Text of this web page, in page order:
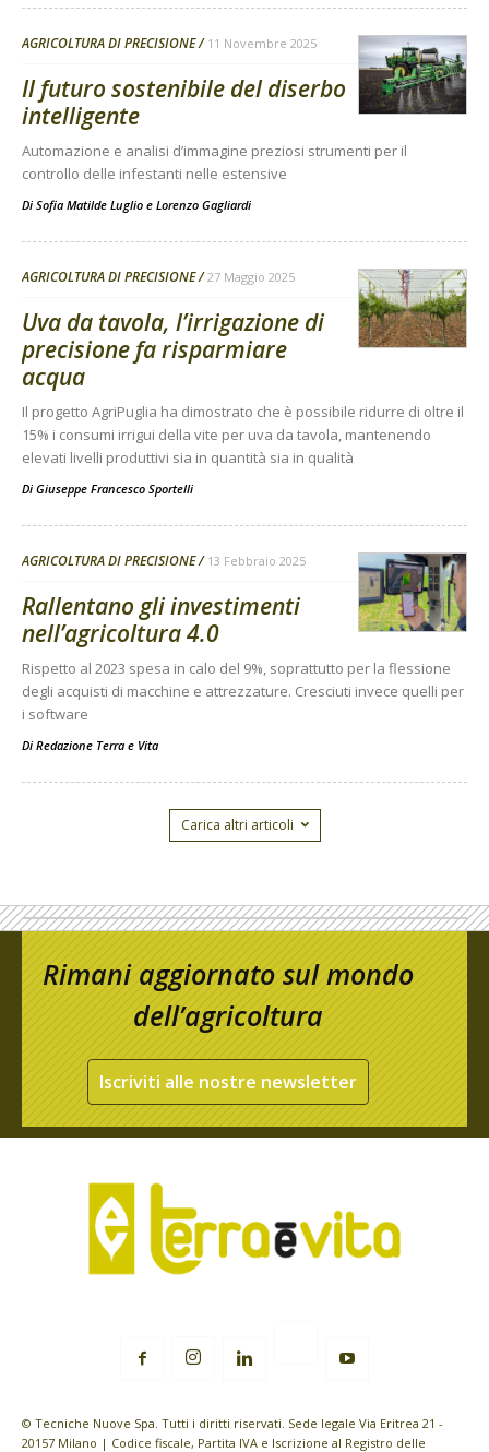
AGRICOLTURA DI PRECISIONE 11 Novembre 2025
Il futuro sostenibile del diserbo
intelligente
Automazione e analisi d’immagine preziosi strumenti per il
controllo delle infestanti nelle estensive
Di Sofia Matilde Luglio e Lorenzo Gagliardi
AGRICOLTURA DI PRECISIONE 27 Maggio 2025
Uva da tavola, l’irrigazione di
precisione fa risparmiare
acqua
Il progetto AgriPuglia ha dimostrato che è possibile ridurre di oltre il
15% i consumi irrigui della vite per uva da tavola, mantenendo
elevati livelli produttivi sia in quantità sia in qualità
Di Giuseppe Francesco Sportelli
AGRICOLTURA DI PRECISIONE 13 Febbraio 2025
Rallentano gli investimenti
nell’agricoltura 4.0
Rispetto al 2023 spesa in calo del 9%, soprattutto per la flessione
degli acquisti di macchine e attrezzature. Cresciuti invece quelli per
i software
Di Redazione Terra e Vita
Carica altri articoli
Rimani aggiornato sul mondo
dell’agricoltura
Iscriviti alle nostre newsletter
© Tecniche Nuove Spa. Tutti i diritti riservati. Sede legale Via Eritrea 21 -
20157 Milano | Codice fiscale, Partita IVA e Iscrizione al Registro delle